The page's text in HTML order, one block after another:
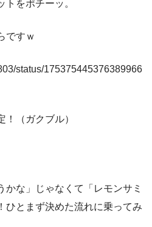
をポチーッ。
ですｗ
status/175375445376389966
（ガクブル）
かな」じゃなくて「レモンサミ
ひとまず決めた流れに乗ってみ